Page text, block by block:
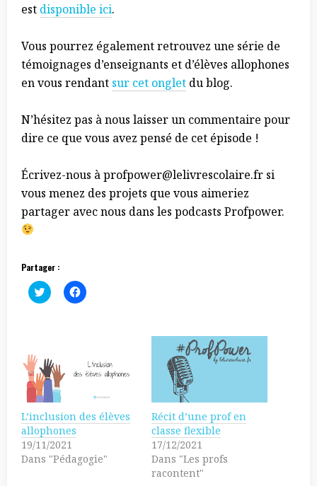
est disponible ici.
Vous pourrez également retrouvez une série de
témoignages d’enseignants et d’élèves allophones
en vous rendant sur cet onglet du blog.
N’hésitez pas à nous laisser un commentaire pour
dire ce que vous avez pensé de cet épisode !
Écrivez-nous à profpower@lelivrescolaire.fr si
vous menez des projets que vous aimeriez
partager avec nous dans les podcasts Profpower.
Partager :
C
l
h
a
r
e
o
n
T
w
i
t
C
l
u
r
t
a
r
s
L’inclusion des élèves
allophones
19/11/2021
Dans "Pédagogie"
Récit d’une prof en
classe flexible
17/12/2021
Dans "Les profs
racontent"